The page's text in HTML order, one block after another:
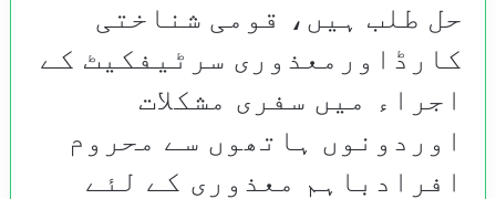
حل طلب ہیں، قومی شناختی
کارڈاورمعذوری سرٹیفکیٹ کے
اجراء میں سفری مشکلات
اوردونوں ہاتھوں سے محروم
افرادباہم معذوری کے لئے